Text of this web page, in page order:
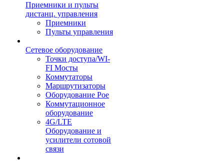
Приемники и пульты
дистанц. управления
Приемники
Пульты управления
Сетевое оборудование
Точки доступа/WI-
FI Мосты
Коммутаторы
Маршрутизаторы
Оборудование Poe
Коммутационное
оборудование
4G/LTE
Оборудование и
усилители сотовой
связи